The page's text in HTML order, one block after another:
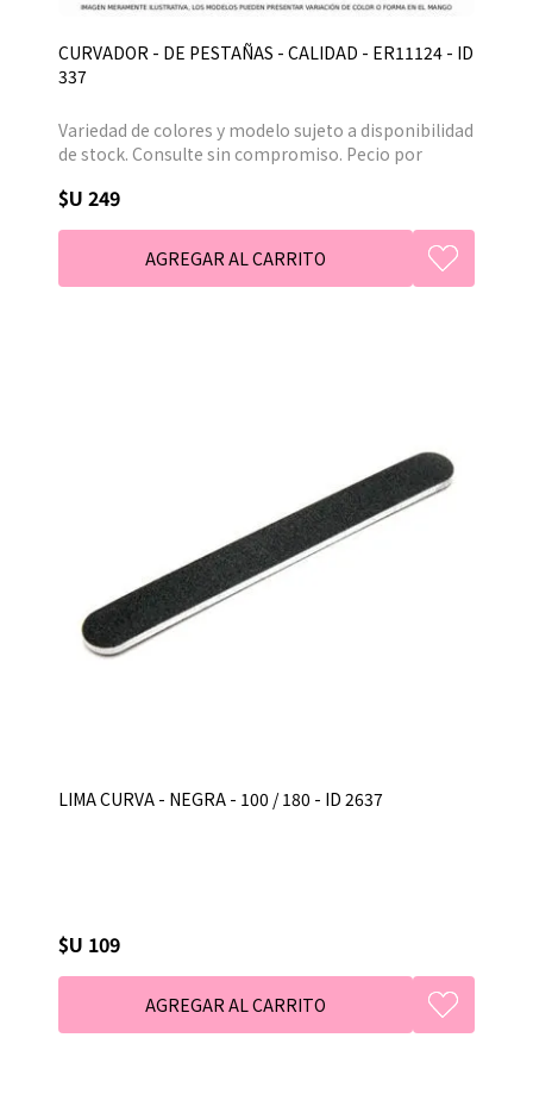
CURVADOR - DE PESTAÑAS - CALIDAD - ER11124 - ID
337
Variedad de colores y modelo sujeto a disponibilidad
de stock. Consulte sin compromiso. Pecio por
$U 249
LIMA CURVA - NEGRA - 100 / 180 - ID 2637
$U 109